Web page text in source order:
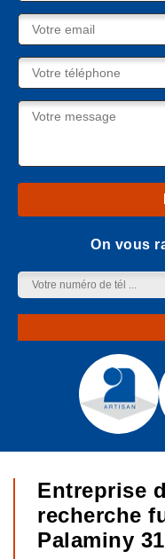
On vous
Entreprise
recherche
Palaminy